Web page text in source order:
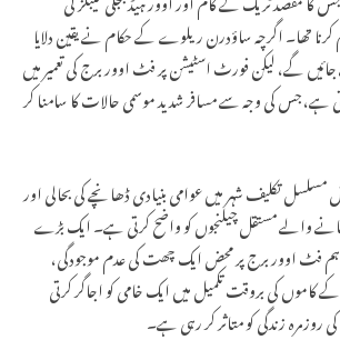
تھا۔ اگرچہ ساؤدرن ریلوے کے حکام نے یقین دلایا
جائیں گے، لیکن فورٹ اسٹیشن پر فٹ اوور برج کی تعمیر میں
جس کی وجہ سے مسافر شدید موسمی حالات کا سامنا کر
تکلیف شہر میں عوامی بنیادی ڈھانچے کی بحالی اور
والے مستقل چیلنجوں کو واضح کرتی ہے۔ ایک بڑے
فٹ اوور برج پر محض ایک چھت کی عدم موجودگی،
کاموں کی بروقت تکمیل میں ایک خامی کو اجاگر کرتی
زندگی کو متاثر کر رہی ہے۔